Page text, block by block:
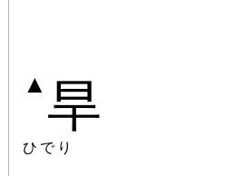
▲ 旱
ひでり